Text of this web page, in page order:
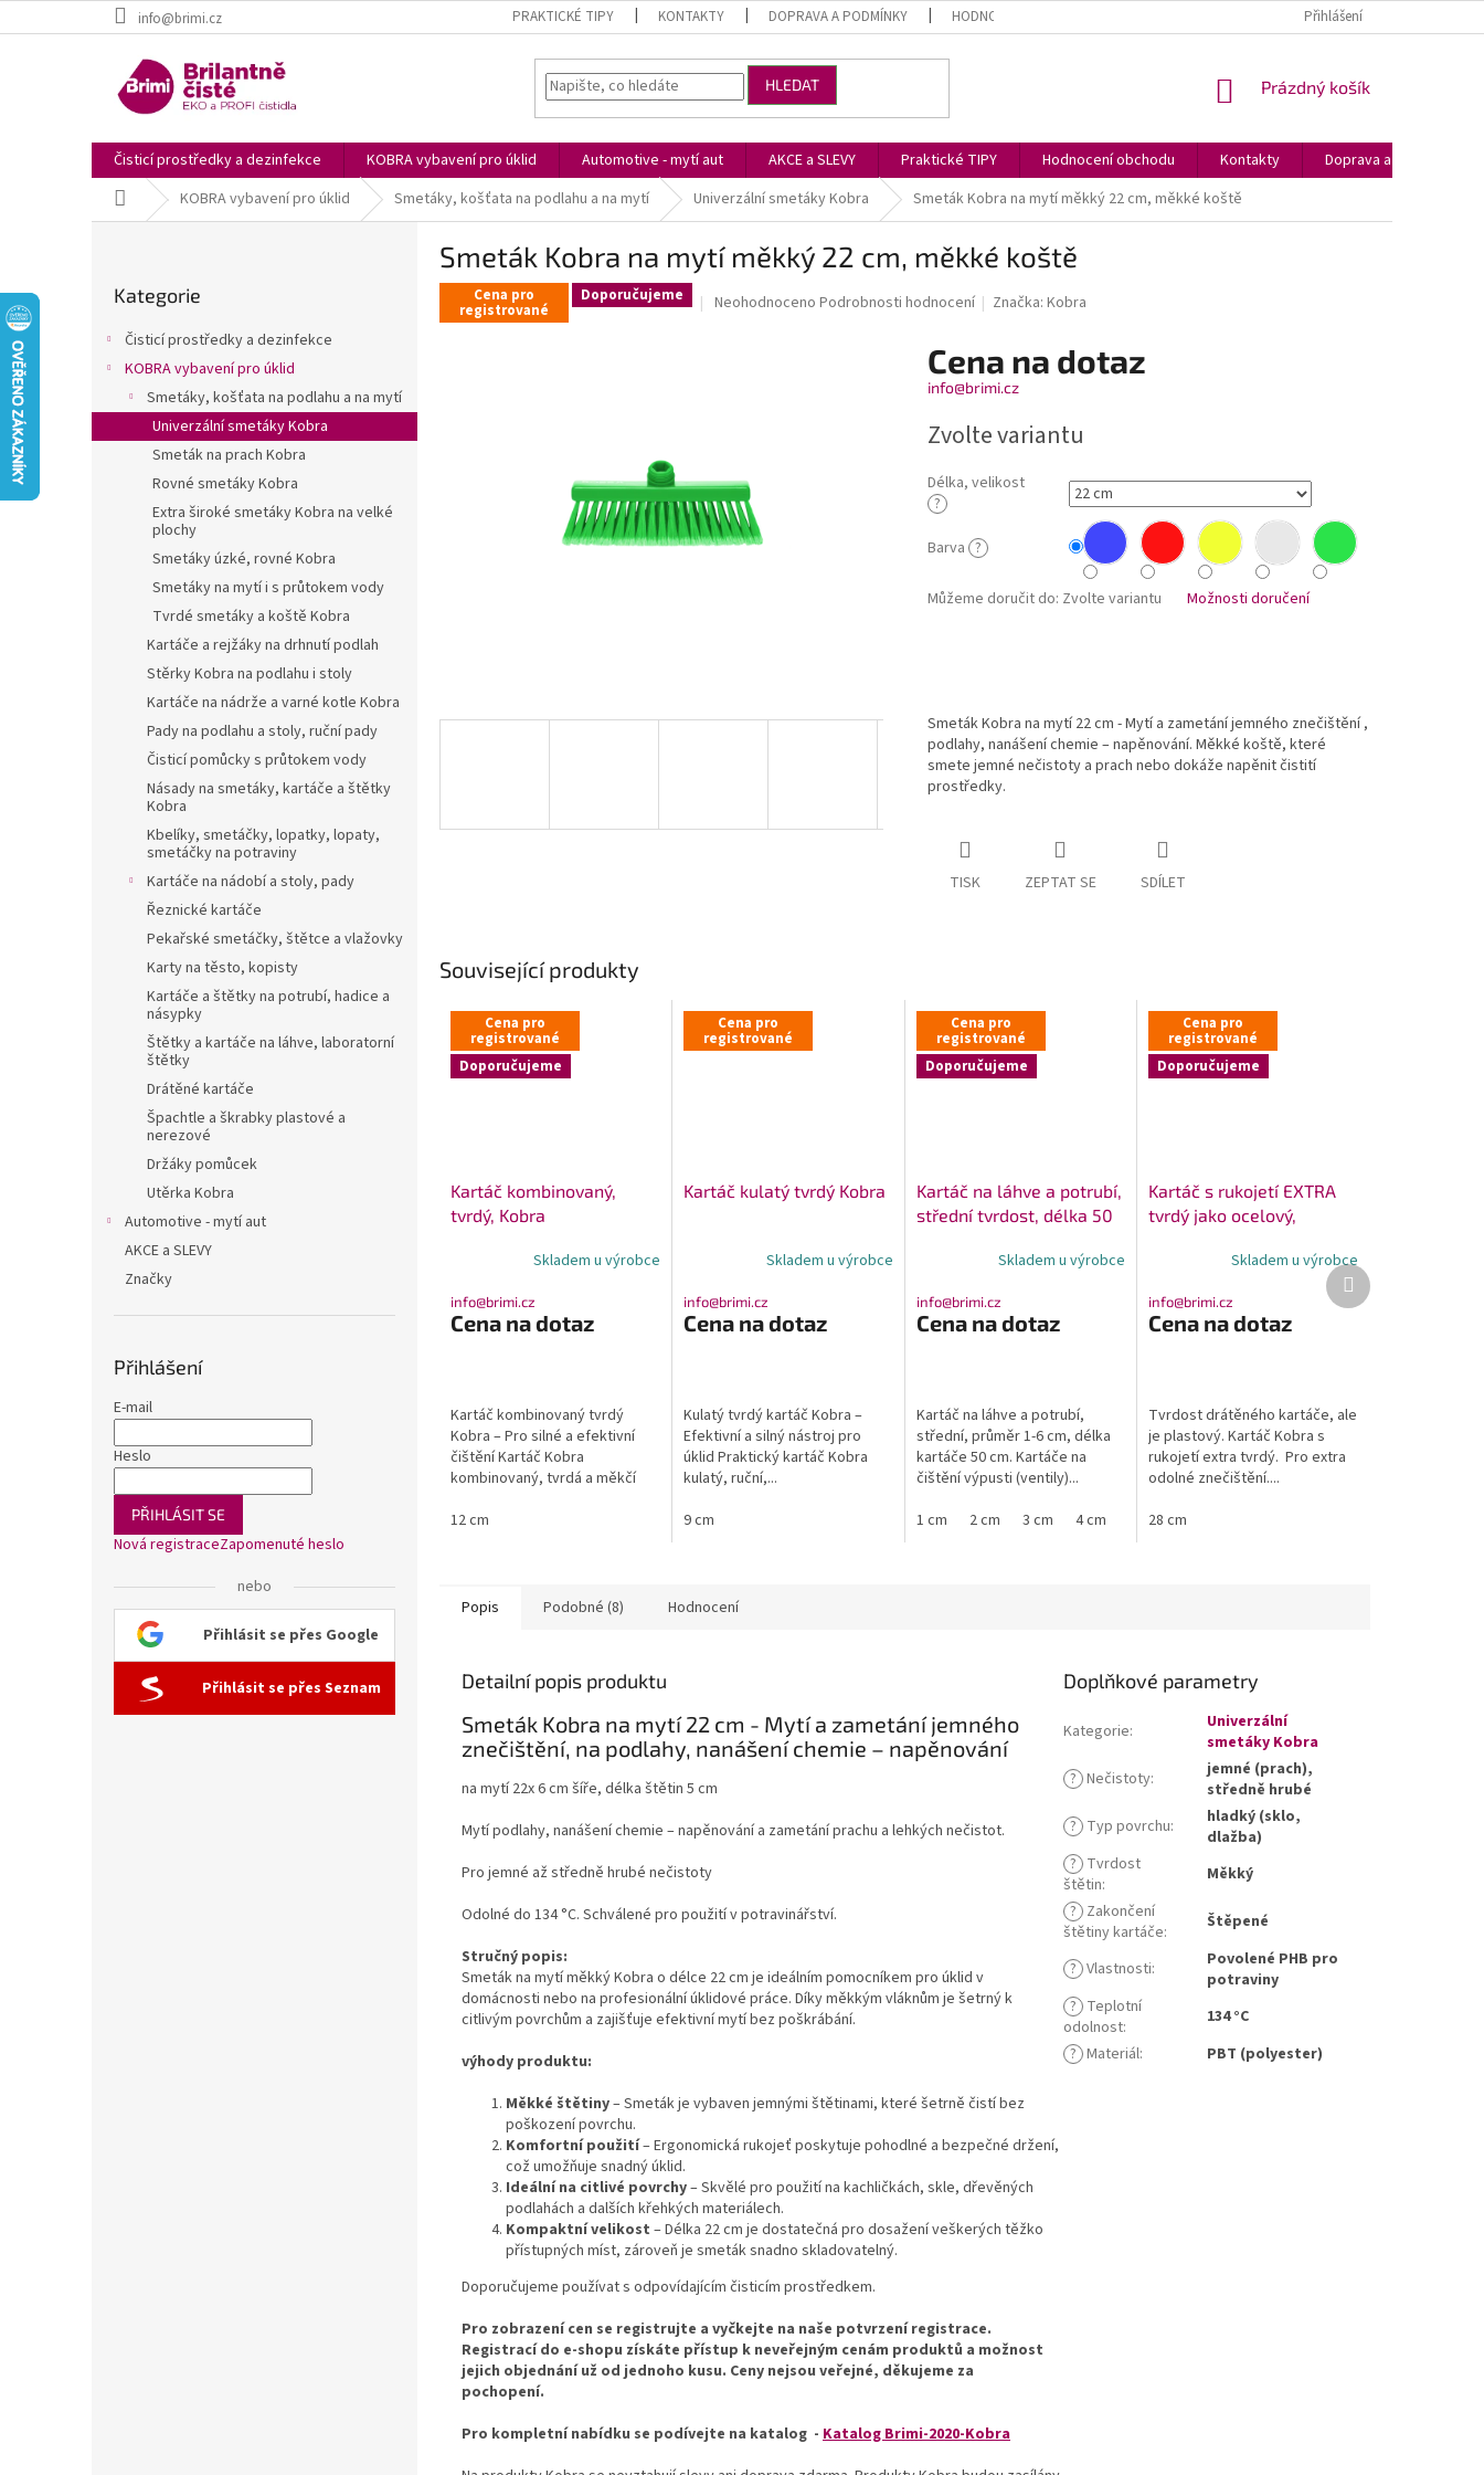
na
info@brimi.cz PRAKTICKÉ TIPY KONTAKTY DOPRAVA A PODMÍNKY HODNOCENÍ OBCHODU GLACI AID HASICÍ SPREJ
Přihlášení
HLEDAT
NÁKUPNÍ
Prázdný košík
Čisticí prostředky a dezinfekce KOBRA vybavení pro úklid Automotive - mytí aut AKCE a SLEVY Praktické TIPY Hodnocení obchodu Kontakty
Doprava a podmínky
Domů KOBRA vybavení pro úklid Smetáky, košťata na podlahu a na mytí Univerzální smetáky Kobra Smeták Kobra na mytí měkký 22 cm, měkké koště
kategorie
Kategorie
Čisticí prostředky a dezinfekce
KOBRA vybavení pro úklid
Smetáky, košťata na podlahu a na mytí
Univerzální smetáky Kobra
Smeták na prach Kobra
Rovné smetáky Kobra
Extra široké smetáky Kobra na velké
plochy
Smetáky úzké, rovné Kobra
Smetáky na mytí i s průtokem vody
Tvrdé smetáky a koště Kobra
Kartáče a rejžáky na drhnutí podlah
Stěrky Kobra na podlahu i stoly
Kartáče na nádrže a varné kotle Kobra
Pady na podlahu a stoly, ruční pady
Čisticí pomůcky s průtokem vody
Násady na smetáky, kartáče a štětky
Kobra
Kbelíky, smetáčky, lopatky, lopaty,
smetáčky na potraviny
Kartáče na nádobí a stoly, pady
Řeznické kartáče
Pekařské smetáčky, štětce a vlažovky
Karty na těsto, kopisty
Kartáče a štětky na potrubí, hadice a
násypky
Štětky a kartáče na láhve, laboratorní
štětky
Drátěné kartáče
Špachtle a škrabky plastové a
nerezové
Držáky pomůcek
Utěrka Kobra
Automotive - mytí aut
AKCE a SLEVY
Značky
Přihlášení
E-mail
Heslo
PŘIHLÁSIT SE
Nová registraceZapomenuté heslo
nebo
Přihlásit se přes Google
Přihlásit se přes Seznam
Smeták Kobra na mytí měkký 22 cm, měkké koště
Cena pro
registrované
Doporučujeme
Průměrné
Neohodnoceno Podrobnosti hodnocení Značka:Kobra
Cena na dotaz
info@brimi.cz
Zvolte variantu
Délka, velikost
?
Barva ?
Můžeme doručit do: Zvolte variantu Možnosti doručení
Smeták Kobra na mytí 22 cm - Mytí a zametání jemného znečištění ,
podlahy, nanášení chemie – napěnování. Měkké koště, které
smete jemné nečistoty a prach nebo dokáže napěnit čistití
prostředky.
TISK ZEPTAT SE SDÍLET
Související produkty
Cena pro
registrované
Doporučujeme
Kartáč kombinovaný,
tvrdý, Kobra
Skladem u výrobce
info@brimi.cz
Cena na dotaz
Kartáč kombinovaný tvrdý
Kobra – Pro silné a efektivní
čištění Kartáč Kobra
kombinovaný, tvrdá a měkčí
12 cm
Cena pro
registrované
Kartáč kulatý tvrdý Kobra
Skladem u výrobce
info@brimi.cz
Cena na dotaz
Kulatý tvrdý kartáč Kobra –
Efektivní a silný nástroj pro
úklid Praktický kartáč Kobra
kulatý, ruční,...
9 cm
Cena pro
registrované
Doporučujeme
Kartáč na láhve a potrubí,
střední tvrdost, délka 50
Skladem u výrobce
info@brimi.cz
Cena na dotaz
Kartáč na láhve a potrubí,
střední, průměr 1-6 cm, délka
kartáče 50 cm. Kartáče na
čištění výpusti (ventily)...
1 cm
2 cm 3 cm 4 cm 5 cm 6 cm
Cena pro
registrované
Doporučujeme
Kartáč s rukojetí EXTRA
tvrdý jako ocelový,
Skladem u výrobce
info@brimi.cz
Cena na dotaz
Tvrdost drátěného kartáče, ale
je plastový. Kartáč Kobra s
rukojetí extra tvrdý. Pro extra
odolné znečištění....
28 cm
Další
produkt
Popis Podobné (8) Hodnocení
Detailní popis produktu
Smeták Kobra na mytí 22 cm - Mytí a zametání jemného
znečištění, na podlahy, nanášení chemie – napěnování
na mytí 22x 6 cm šíře, délka štětin 5 cm
Mytí podlahy, nanášení chemie – napěnování a zametání prachu a lehkých nečistot.
Pro jemné až středně hrubé nečistoty
Odolné do 134 °C. Schválené pro použití v potravinářství.
Stručný popis:
Smeták na mytí měkký Kobra o délce 22 cm je ideálním pomocníkem pro úklid v
domácnosti nebo na profesionální úklidové práce. Díky měkkým vláknům je šetrný k
citlivým povrchům a zajišťuje efektivní mytí bez poškrábání.
výhody produktu:
Měkké štětiny– Smeták je vybaven jemnými štětinami, které šetrně čistí bez
poškození povrchu.
Komfortní použití– Ergonomická rukojeť poskytuje pohodlné a bezpečné držení,
což umožňuje snadný úklid.
Ideální na citlivé povrchy– Skvělé pro použití na kachličkách, skle, dřevěných
podlahách a dalších křehkých materiálech.
Kompaktní velikost – Délka 22 cm je dostatečná pro dosažení veškerých těžko
přístupných míst, zároveň je smeták snadno skladovatelný.
Doporučujeme používat s odpovídajícím čisticím prostředkem.
Pro zobrazení cen se registrujte a vyčkejte na naše potvrzení registrace.
Registrací do e-shopu získáte přístup k neveřejným cenám produktů a možnost
jejich objednání už od jednoho kusu. Ceny nejsou veřejné, děkujeme za
pochopení.
Pro kompletní nabídku se podívejte na katalog - Katalog Brimi-2020-Kobra
Doplňkové parametry
Kategorie:
Univerzální
smetáky Kobra
? Nečistoty:
jemné (prach),
středně hrubé
? Typ povrchu:
hladký (sklo,
dlažba)
? Tvrdost
štětin:
Měkký
? Zakončení
štětiny kartáče: Štěpené
? Vlastnosti:
Povolené PHB pro
potraviny
? Teplotní
odolnost:
134 °C
? Materiál: PBT (polyester)